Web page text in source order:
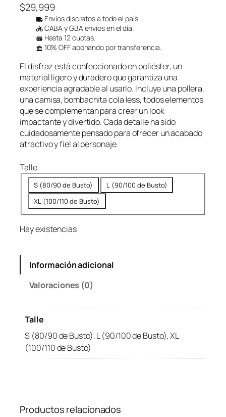
$29,999
Envíos discretos a todo el país.
CABA y GBA envíos en el día.
Hasta 12 cuotas.
10% OFF abonando por transferencia.
El disfraz está confeccionado en poliéster, un
material ligero y duradero que garantiza una
experiencia agradable al usarlo. Incluye una pollera,
una camisa, bombachita cola less, todos elementos
que se complementan para crear un look
impactante y divertido. Cada detalle ha sido
cuidadosamente pensado para ofrecer un acabado
atractivo y fiel al personaje.
Talle
S (80/90 de Busto)
L (90/100 de Busto)
XL (100/110 de Busto)
Hay existencias
Información adicional
Valoraciones (0)
Talle
S (80/90 de Busto), L (90/100 de Busto), XL
(100/110 de Busto)
Productos relacionados